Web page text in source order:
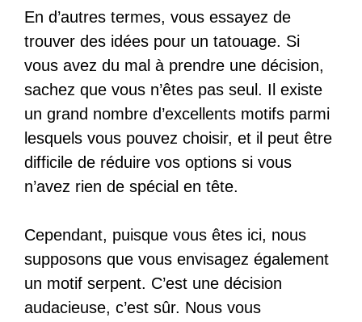
En d’autres termes, vous essayez de
trouver des idées pour un tatouage. Si
vous avez du mal à prendre une décision,
sachez que vous n’êtes pas seul. Il existe
un grand nombre d’excellents motifs parmi
lesquels vous pouvez choisir, et il peut être
difficile de réduire vos options si vous
n’avez rien de spécial en tête.
Cependant, puisque vous êtes ici, nous
supposons que vous envisagez également
un motif serpent. C’est une décision
audacieuse, c’est sûr. Nous vous